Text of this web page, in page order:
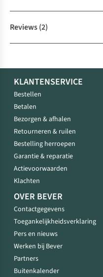
Reviews(2)
KLANTENSERVICE
Bestellen
Betalen
Bezorgen & afhalen
Retourneren & ruilen
Bestelling herroepen
Garantie & reparatie
Actievoorwaarden
Klachten
OVER BEVER
Contactgegevens
Toegankelijkheidsverklaring
Pers en nieuws
Werken bij Bever
Partners
Buitenkalender